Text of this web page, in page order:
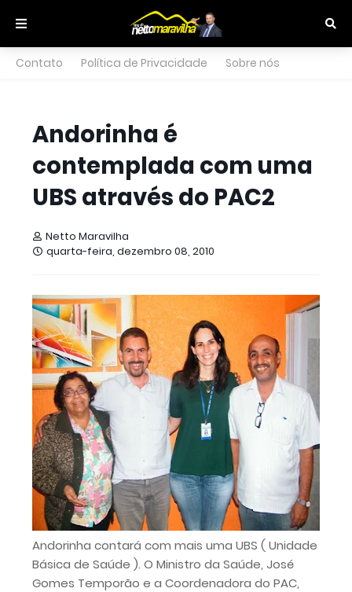
Contato Política de Privacidade Sobre nós
Andorinha é
contemplada com uma
UBS através do PAC2
Netto Maravilha
quarta-feira, dezembro 08, 2010
Andorinha contará com mais uma UBS ( Unidade
Básica de Saúde ). O Ministro da Saúde, José
Gomes Temporão e a Coordenadora do PAC,